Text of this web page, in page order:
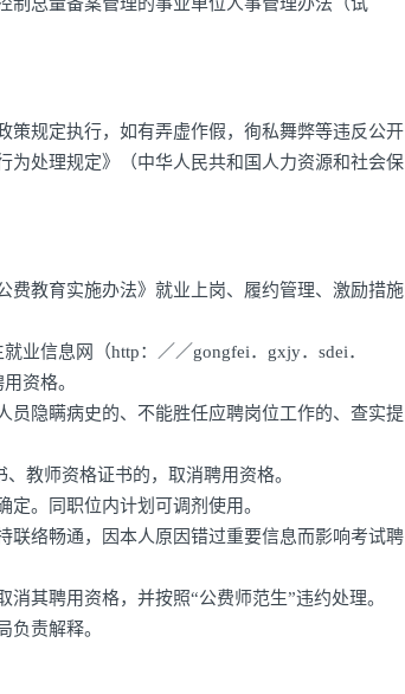
策规定执行，如有弄虚作假，徇私舞弊等违反公开
为处理规定》（中华人民共和国人力资源和社会保
费教育实施办法》就业上岗、履约管理、激励措施
业信息网（http：／／gongfei．gxjy．sdei．
资格。
员隐瞒病史的、不能胜任应聘岗位工作的、查实提
教师资格证书的，取消聘用资格。
定。同职位内计划可调剂使用。
联络畅通，因本人原因错过重要信息而影响考试聘
其聘用资格，并按照“公费师范生”违约处理。
负责解释。